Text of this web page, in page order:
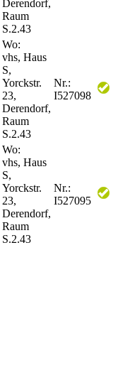
Derendorf,
Raum
S.2.43
Wo:
vhs, Haus
S,
Yorckstr.
23,
Derendorf,
Raum
S.2.43
Nr.:
I527098
Wo:
vhs, Haus
S,
Yorckstr.
23,
Derendorf,
Raum
S.2.43
Nr.:
I527095